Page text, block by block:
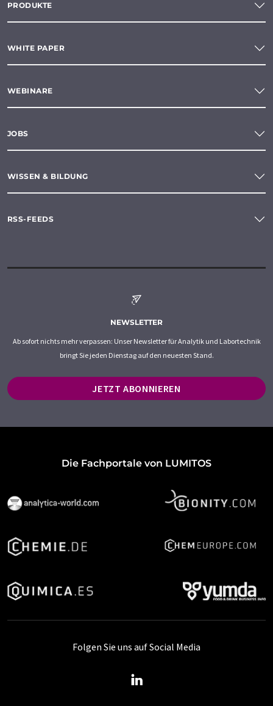
PRODUKTE
WHITE PAPER
WEBINARE
JOBS
WISSEN & BILDUNG
RSS-FEEDS
NEWSLETTER
Ab sofort nichts mehr verpassen: Unser Newsletter für Analytik und Labortechnik
bringt Sie jeden Dienstag auf den neuesten Stand.
JETZT ABONNIEREN
Die Fachportale von LUMITOS
Folgen Sie uns auf Social Media